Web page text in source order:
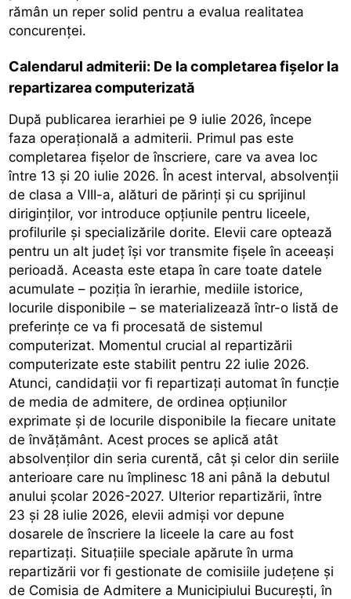
rămân un reper solid pentru a evalua realitatea
concurenței.
Calendarul admiterii: De la completarea fișelor la
repartizarea computerizată
După publicarea ierarhiei pe 9 iulie 2026, începe
faza operațională a admiterii. Primul pas este
completarea fișelor de înscriere, care va avea loc
între 13 și 20 iulie 2026. În acest interval, absolvenții
de clasa a VIII-a, alături de părinți și cu sprijinul
diriginților, vor introduce opțiunile pentru liceele,
profilurile și specializările dorite. Elevii care optează
pentru un alt județ își vor transmite fișele în aceeași
perioadă. Aceasta este etapa în care toate datele
acumulate – poziția în ierarhie, mediile istorice,
locurile disponibile – se materializează într-o listă de
preferințe ce va fi procesată de sistemul
computerizat. Momentul crucial al repartizării
computerizate este stabilit pentru 22 iulie 2026.
Atunci, candidații vor fi repartizați automat în funcție
de media de admitere, de ordinea opțiunilor
exprimate și de locurile disponibile la fiecare unitate
de învățământ. Acest proces se aplică atât
absolvenților din seria curentă, cât și celor din seriile
anterioare care nu împlinesc 18 ani până la debutul
anului școlar 2026-2027. Ulterior repartizării, între
23 și 28 iulie 2026, elevii admiși vor depune
dosarele de înscriere la liceele la care au fost
repartizați. Situațiile speciale apărute în urma
repartizării vor fi gestionate de comisiile județene și
de Comisia de Admitere a Municipiului București, în